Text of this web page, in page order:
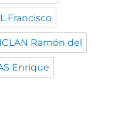
Francisco
Ramón del
Enrique